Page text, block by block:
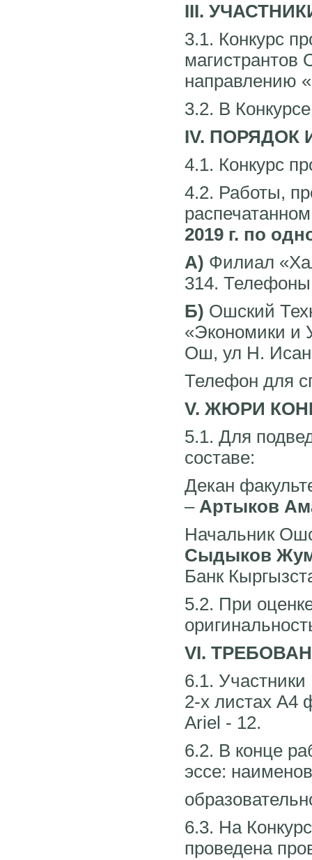
III.
3.1. Конкурс
магистрантов
направлению
3.2. В
IV. ПОРЯДОК
4.1. Конкурс
4.2. Работы,
2019 г. по
А) Филиал
314.
Б) Ошский
«Экономики и
Ош, ул Н.
Телефон для
V. ЖЮРИ
5.1. Для
составе:
Декан
– Артыков
Начальник
Сыдыков
Банк
5.2. При
VI.
6.1.
2-х листах А4
Ariel - 12.
6.2. В конце
эссе:
6.3. На
проведена